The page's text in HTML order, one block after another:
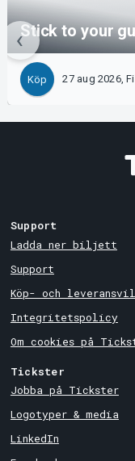
Stick to your
Köp 27 aug 2026,
Support
Ladda ner biljett
Support
Köp- och
Integritetspolicy
Om cookies på
Tickster
Jobba på Tickster
Logotyper & media
LinkedIn